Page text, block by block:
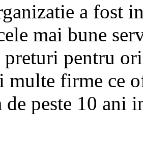
a fost
mai bune
pentru
multe firme ce
de peste 10 ani